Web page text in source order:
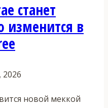
станет
изменится в
2026
новой меккой